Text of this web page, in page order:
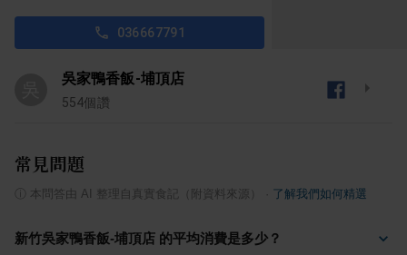
036667791
吳家鴨香飯-埔頂店
554個讚
常見問題
本問答由 AI 整理自真實食記（附資料來源） 了解我們如何精選
新竹吳家鴨香飯-埔頂店 的平均消費是多少？